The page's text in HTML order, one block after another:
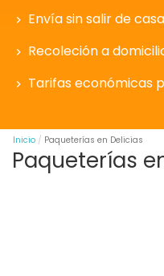
Envía sin salir de casa
Recoleción a
Tarifas económicas
Inicio Paqueterías en Delicias
Paqueterías